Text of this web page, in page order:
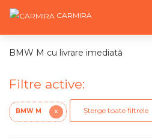
CARMIRA
BMW M cu livrare imediată
Filtre active:
BMW M X Șterge toate filtrele